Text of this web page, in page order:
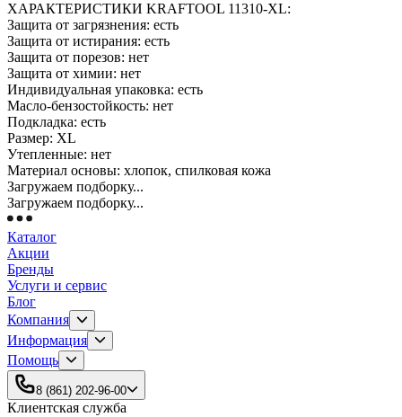
ХАРАКТЕРИСТИКИ KRAFTOOL 11310-XL:
Защита от загрязнения: есть
Защита от истирания: есть
Защита от порезов: нет
Защита от химии: нет
Индивидуальная упаковка: есть
Масло-бензостойкость: нет
Подкладка: есть
Размер: XL
Утепленные: нет
Материал основы: хлопок, спилковая кожа
Загружаем подборку...
Загружаем подборку...
Каталог
Акции
Бренды
Услуги и сервис
Блог
Компания
Информация
Помощь
8 (861) 202-96-00
Клиентская служба